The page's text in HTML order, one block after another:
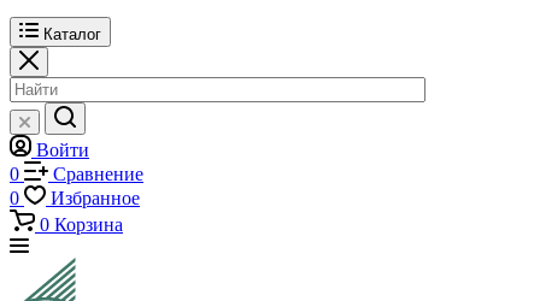
Каталог
Войти
0
Сравнение
0
Избранное
0 Корзина